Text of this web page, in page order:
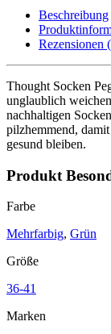
Beschreibung
Rezensionen
Thought Socken
unglaublich
nachhaltigen
pilzhemmend,
gesund bleiben.
Produkt
Farbe
Mehrfarbig, Grün
Größe
36-41
Marken